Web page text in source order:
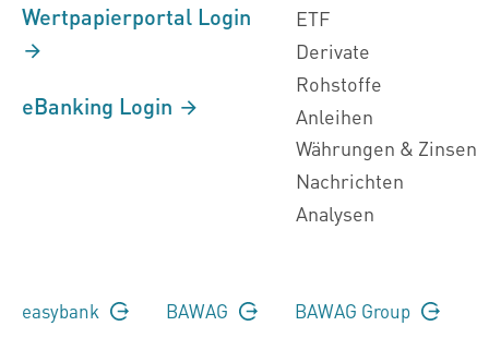
Wertpapierportal Login
eBanking Login
ETF
Derivate
Rohstoffe
Anleihen
Währungen & Zinsen
Nachrichten
Analysen
easybank BAWAG BAWAG Group